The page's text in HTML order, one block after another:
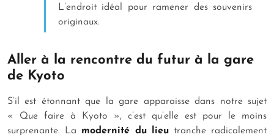
L’endroit idéal pour ramener des souvenirs
originaux.
Aller à la rencontre du futur à la gare
de Kyoto
S’il est étonnant que la gare apparaisse dans notre sujet
« Que faire à Kyoto », c’est qu’elle est pour le moins
surprenante. La modernité du lieu tranche radicalement